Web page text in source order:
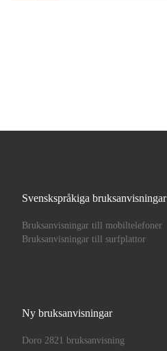
Svenskspråkiga bruksanvisningar
Bruksanvisningar till mobiltelefoner
Bruksanvisningar till surfplattor
Ny bruksanvisningar
Doro 2821 bruksanvisning